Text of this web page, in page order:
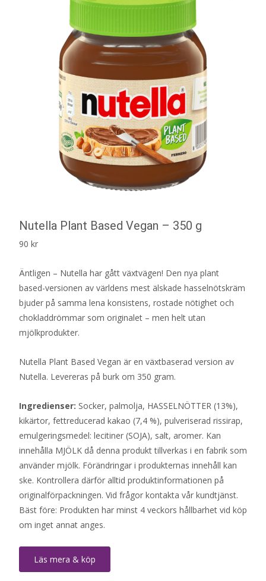
Nutella Plant Based Vegan – 350 g
90 kr
Äntligen – Nutella har gått växtvägen! Den nya plant
based-versionen av världens mest älskade hasselnötskräm
bjuder på samma lena konsistens, rostade nötighet och
chokladdrömmar som originalet – men helt utan
mjölkprodukter.
Nutella Plant Based Vegan är en växtbaserad version av
Nutella. Levereras på burk om 350 gram.
Ingredienser: Socker, palmolja, HASSELNÖTTER (13%),
kikärtor, fettreducerad kakao (7,4 %), pulveriserad rissirap,
emulgeringsmedel: lecitiner (SOJA), salt, aromer. Kan
innehålla MJÖLK då denna produkt tillverkas i en fabrik som
använder mjölk. Förändringar i produkternas innehåll kan
ske. Kontrollera därför alltid produktinformationen på
originalförpackningen. Vid frågor kontakta vår kundtjänst.
Bäst före: Produkten har minst 4 veckors hållbarhet vid köp
om inget annat anges.
Läs mera & köp